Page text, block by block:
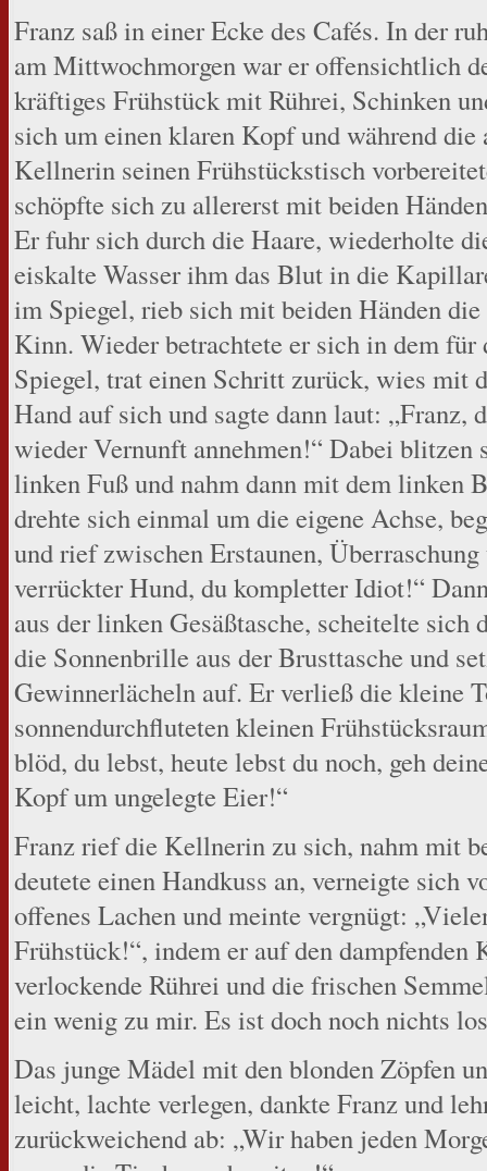
Franz saß in einer Ecke des Cafés. In der
am Mittwochmorgen war er offensichtlich
kräftiges Frühstück mit Rührei, Schinken
sich um einen klaren Kopf und während
Kellnerin seinen Frühstückstisch
schöpfte sich zu allererst mit beiden
Er fuhr sich durch die Haare, wiederholte
eiskalte Wasser ihm das Blut in die
im Spiegel, rieb sich mit beiden Händen die
Kinn. Wieder betrachtete er sich in dem für
Spiegel, trat einen Schritt zurück, wies mit
Hand auf sich und sagte dann laut:
wieder Vernunft annehmen!“ Dabei blitzen
linken Fuß und nahm dann mit dem linken
drehte sich einmal um die eigene Achse,
und rief zwischen Erstaunen,
verrückter Hund, du kompletter Idiot!“
aus der linken Gesäßtasche, scheitelte sich
die Sonnenbrille aus der Brusttasche und
Gewinnerlächeln auf. Er verließ die kleine
sonnendurchfluteten kleinen
blöd, du lebst, heute lebst du noch, geh
Kopf um ungelegte Eier!“
Franz rief die Kellnerin zu sich, nahm mit
deutete einen Handkuss an, verneigte sich
offenes Lachen und meinte vergnügt:
Frühstück!“, indem er auf den dampfenden
verlockende Rührei und die frischen
ein wenig zu mir. Es ist doch noch nichts
Das junge Mädel mit den blonden Zöpfen
leicht, lachte verlegen, dankte Franz und
zurückweichend ab: „Wir haben jeden